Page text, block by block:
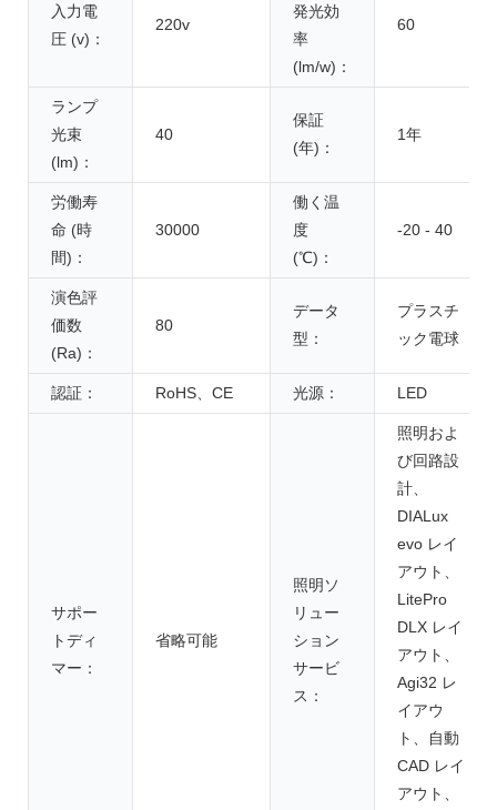
入力電
圧 (v)：
220v
発光効
率
(lm/w)：
60
ランプ
光束
(lm)：
40
保証
(年)：
1年
労働寿
命 (時
間)：
30000
働く温
度
(℃)：
-20 - 40
演色評
価数
(Ra)：
80
データ
型：
プラスチ
ック電球
認証： RoHS、CE 光源： LED
サポー
トディ
マー：
省略可能
照明ソ
リュー
ション
サービ
ス：
照明およ
び回路設
計、
DIALux
evo レイ
アウト、
LitePro
DLX レイ
アウト、
Agi32 レ
イアウ
ト、自動
CAD レイ
アウト、